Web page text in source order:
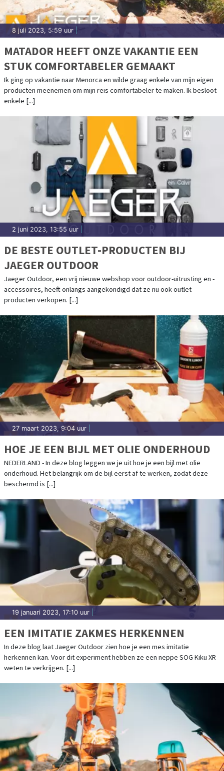
8 juli 2023, 5:59 uur
MATADOR HEEFT ONZE VAKANTIE EEN
STUK COMFORTABELER GEMAAKT
Ik ging op vakantie naar Menorca en wilde graag enkele van mijn eigen
producten meenemen om mijn reis comfortabeler te maken. Ik besloot
enkele [...]
2 juni 2023, 13:55 uur
DE BESTE OUTLET-PRODUCTEN BIJ
JAEGER OUTDOOR
Jaeger Outdoor, een vrij nieuwe webshop voor outdoor-uitrusting en -
accessoires, heeft onlangs aangekondigd dat ze nu ook outlet
producten verkopen. [...]
27 maart 2023, 9:04 uur
HOE JE EEN BIJL MET OLIE ONDERHOUD
NEDERLAND - In deze blog leggen we je uit hoe je een bijl met olie
onderhoud. Het belangrijk om de bijl eerst af te werken, zodat deze
beschermd is [...]
19 januari 2023, 17:10 uur
EEN IMITATIE ZAKMES HERKENNEN
In deze blog laat Jaeger Outdoor zien hoe je een mes imitatie
herkennen kan. Voor dit experiment hebben ze een neppe SOG Kiku XR
weten te verkrijgen. [...]